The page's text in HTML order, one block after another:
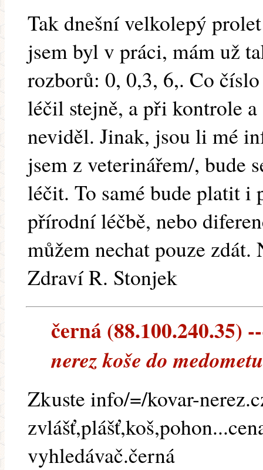
Tak dnešní velkolepý
jsem byl v práci, mám už
rozborů: 0, 0,3, 6,. Co
léčil stejně, a při kontrole
neviděl. Jinak, jsou li mé
jsem z veterinářem/, bude
léčit. To samé bude platit i
přírodní léčbě, nebo
můžem nechat pouze
Zdraví R. Stonjek
černá (88.100.240.35)
nerez koše do medometu
Zkuste info/=/kovar-
vyhledávač.černá